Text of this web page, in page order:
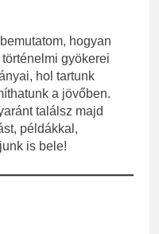
hogyan
gyökerei
hol tartunk
a jövőben.
találsz majd
példákkal,
is bele!